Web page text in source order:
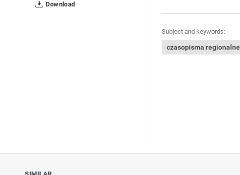
Download
Subject and keywords:
czasopisma regionalne